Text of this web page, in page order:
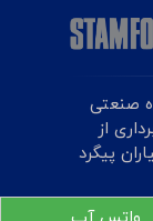
صنعتی
از
پیگرد